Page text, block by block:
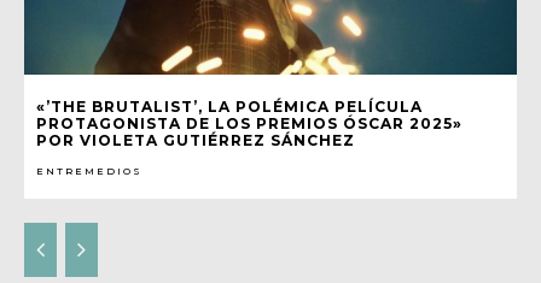
«’THE BRUTALIST’, LA POLÉMICA PELÍCULA
PROTAGONISTA DE LOS PREMIOS ÓSCAR 2025»
POR VIOLETA GUTIÉRREZ SÁNCHEZ
ENTREMEDIOS